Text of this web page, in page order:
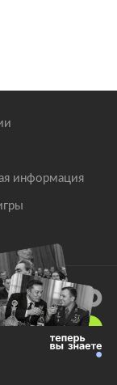
информация